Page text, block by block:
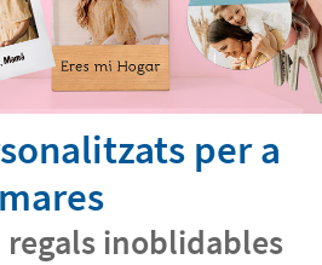
per a
mares
inoblidables